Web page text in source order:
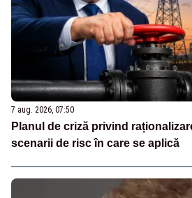
7 aug. 2026, 07:50
Planul de criză privind
scenarii de risc în care se aplică